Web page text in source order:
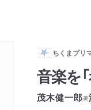
ちくまプリ
音楽を
茂木健一郎著